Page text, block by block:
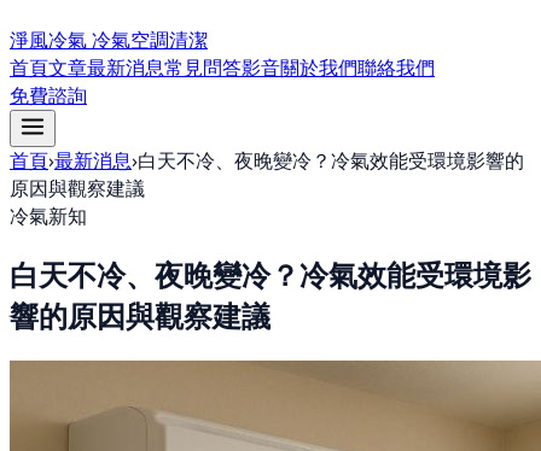
淨風冷氣 冷氣空調清潔
首頁文章最新消息常見問答影音關於我們聯絡我們
免費諮詢
首頁›最新消息›白天不冷、夜晚變冷？冷氣效能受環境影響的
原因與觀察建議
冷氣新知
白天不冷、夜晚變冷？冷氣效能受環境影
響的原因與觀察建議